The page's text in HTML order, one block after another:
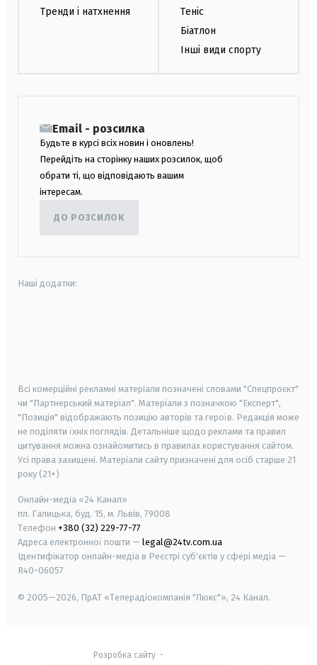
Тренди і натхнення
Теніс
Біатлон
Інші види спорту
Email - розсилка
Будьте в курсі всіх новин і оновлень!
Перейдіть на сторінку наших розсилок, щоб
обрати ті, що відповідають вашим
інтересам.
ДО РОЗСИЛОК
Наші додатки:
Всі комерційні рекламні матеріали позначені словами "Спецпроєкт"
чи "Партнерський матеріал". Матеріали з позначкою "Експерт",
"Позиція" відображають позицію авторів та героїв. Редакція може
не поділяти їхніх поглядів. Детальніше щодо реклами та правил
цитування можна ознайомитись в правилах користування сайтом.
Усі права захищені. Матеріали сайту призначені для осіб старше 21
року (21+)
Онлайн-медіа «24 Канал»
пл. Галицька, буд. 15, м. Львів, 79008
Телефон +380 (32) 229-77-77
Адреса електронної пошти — legal@24tv.com.ua
Ідентифікатор онлайн-медіа в Реєстрі суб'єктів у сфері медіа —
R40-06057
© 2005—2026, ПрАТ «Телерадіокомпанія "Люкс"», 24 Канал.
Розробка сайту-